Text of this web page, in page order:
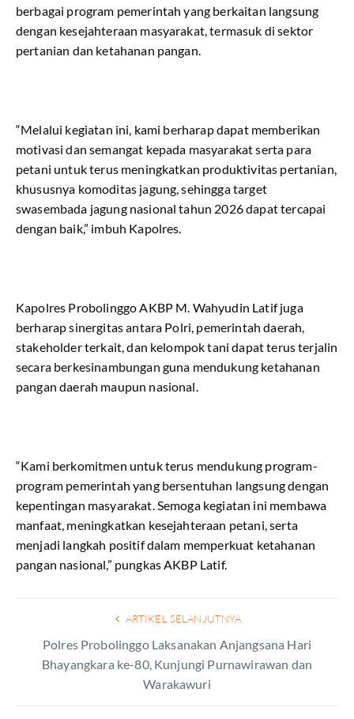
berbagai program pemerintah yang berkaitan langsung
dengan kesejahteraan masyarakat, termasuk di sektor
pertanian dan ketahanan pangan.
“Melalui kegiatan ini, kami berharap dapat memberikan
motivasi dan semangat kepada masyarakat serta para
petani untuk terus meningkatkan produktivitas pertanian,
khususnya komoditas jagung, sehingga target
swasembada jagung nasional tahun 2026 dapat tercapai
dengan baik,” imbuh Kapolres.
Kapolres Probolinggo AKBP M. Wahyudin Latif juga
berharap sinergitas antara Polri, pemerintah daerah,
stakeholder terkait, dan kelompok tani dapat terus terjalin
secara berkesinambungan guna mendukung ketahanan
pangan daerah maupun nasional.
“Kami berkomitmen untuk terus mendukung program-
program pemerintah yang bersentuhan langsung dengan
kepentingan masyarakat. Semoga kegiatan ini membawa
manfaat, meningkatkan kesejahteraan petani, serta
menjadi langkah positif dalam memperkuat ketahanan
pangan nasional,” pungkas AKBP Latif.
ARTIKEL SELANJUTNYA
Polres Probolinggo Laksanakan Anjangsana Hari
Bhayangkara ke-80, Kunjungi Purnawirawan dan
Warakawuri